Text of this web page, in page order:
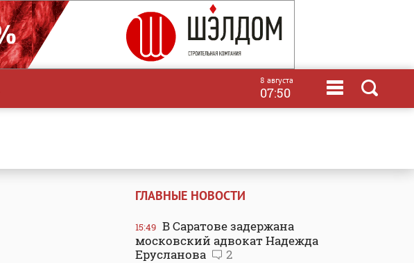
8 августа
07:50
ГЛАВНЫЕ НОВОСТИ
15:49 В Саратове задержана
московский адвокат Надежда
Ерусланова
2